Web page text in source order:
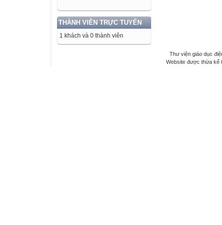
THÀNH VIÊN TRỰC TUYẾN
1 khách và 0 thành viên
Thư viện giáo dục
Website được thừa kế